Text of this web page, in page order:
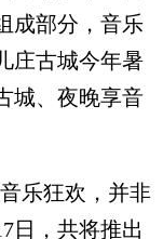
成部分，音乐
庄古城今年暑
城、夜晚享音
乐狂欢，并非
日，共将推出